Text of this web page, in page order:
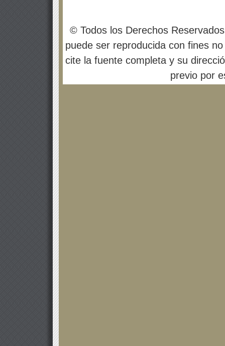
© Todos los Derechos
puede ser reproducida con fines
cite la fuente completa y su
previo por